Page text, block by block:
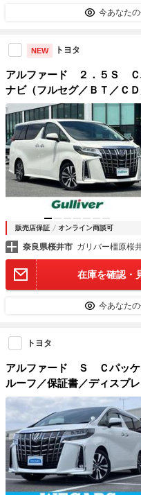
今あなた
NEW トヨタ
アルファード ２．５Ｓ Ｃ
ナビ（フルセグ／ＢＴ／Ｃ
フリップダウンモニター／
トロール／バックカメラ／
パワーシート
販売店保証 オンライン商談可
奈良県桜井市 ガリバー橿原桜
在庫を確認・
今あなた
トヨタ
アルファード Ｓ Ｃパッケ
ルーフ／保証書／ディスプ
リップダウンモニター 純
ナーミラー／トヨタセーフテ